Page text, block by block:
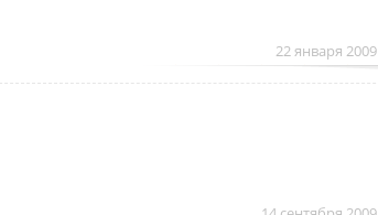
22 января